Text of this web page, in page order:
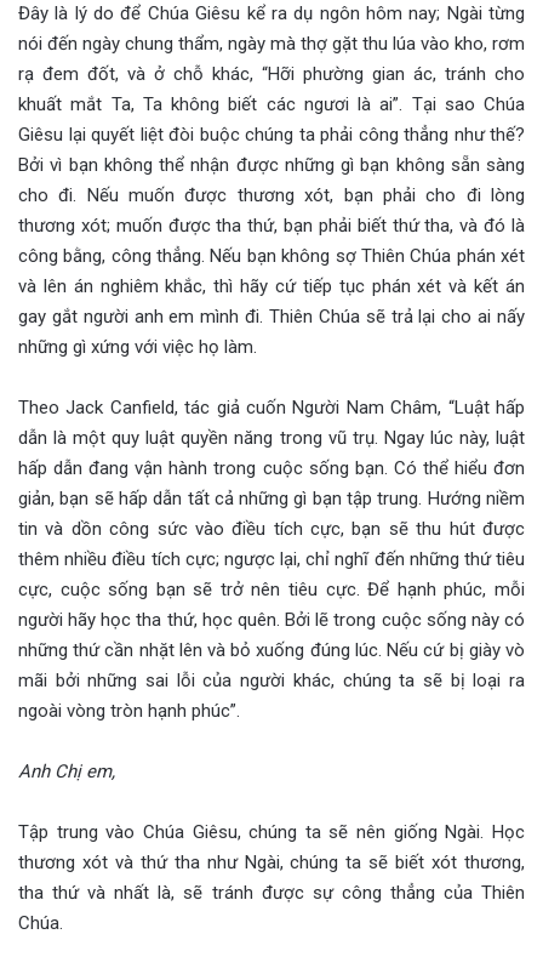
Đây là lý do để Chúa Giêsu kể ra dụ ngôn hôm nay; Ngài từng
nói đến ngày chung thẩm, ngày mà thợ gặt thu lúa vào kho, rơm
rạ đem đốt, và ở chỗ khác, “Hỡi phường gian ác, tránh cho
khuất mắt Ta, Ta không biết các ngươi là ai”. Tại sao Chúa
Giêsu lại quyết liệt đòi buộc chúng ta phải công thẳng như thế?
Bởi vì bạn không thể nhận được những gì bạn không sẵn sàng
cho đi. Nếu muốn được thương xót, bạn phải cho đi lòng
thương xót; muốn được tha thứ, bạn phải biết thứ tha, và đó là
công bằng, công thẳng. Nếu bạn không sợ Thiên Chúa phán xét
và lên án nghiêm khắc, thì hãy cứ tiếp tục phán xét và kết án
gay gắt người anh em mình đi. Thiên Chúa sẽ trả lại cho ai nấy
những gì xứng với việc họ làm.
Theo Jack Canfield, tác giả cuốn Người Nam Châm, “Luật hấp
dẫn là một quy luật quyền năng trong vũ trụ. Ngay lúc này, luật
hấp dẫn đang vận hành trong cuộc sống bạn. Có thể hiểu đơn
giản, bạn sẽ hấp dẫn tất cả những gì bạn tập trung. Hướng niềm
tin và dồn công sức vào điều tích cực, bạn sẽ thu hút được
thêm nhiều điều tích cực; ngược lại, chỉ nghĩ đến những thứ tiêu
cực, cuộc sống bạn sẽ trở nên tiêu cực. Để hạnh phúc, mỗi
người hãy học tha thứ, học quên. Bởi lẽ trong cuộc sống này có
những thứ cần nhặt lên và bỏ xuống đúng lúc. Nếu cứ bị giày vò
mãi bởi những sai lỗi của người khác, chúng ta sẽ bị loại ra
ngoài vòng tròn hạnh phúc”.
Anh Chị em,
Tập trung vào Chúa Giêsu, chúng ta sẽ nên giống Ngài. Học
thương xót và thứ tha như Ngài, chúng ta sẽ biết xót thương,
tha thứ và nhất là, sẽ tránh được sự công thẳng của Thiên
Chúa.